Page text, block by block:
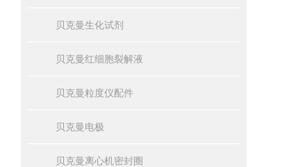
贝克曼生化试剂
贝克曼红细胞裂解液
贝克曼粒度仪配件
贝克曼电极
贝克曼离心机密封圈